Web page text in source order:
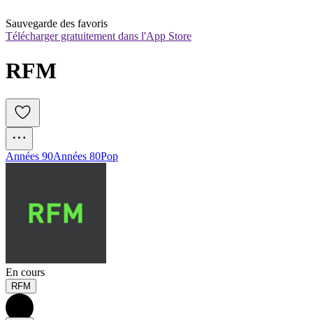
Sauvegarde des favoris
Télécharger gratuitement dans l'App Store
RFM
Années 90Années 80Pop
En cours
RFM